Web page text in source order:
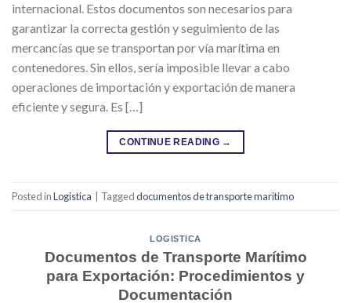
internacional. Estos documentos son necesarios para
garantizar la correcta gestión y seguimiento de las
mercancías que se transportan por vía marítima en
contenedores. Sin ellos, sería imposible llevar a cabo
operaciones de importación y exportación de manera
eficiente y segura. Es […]
CONTINUE READING →
Posted inLogistica | Taggeddocumentos de transporte maritimo
LOGISTICA
Documentos de Transporte Marítimo
para Exportación: Procedimientos y
Documentación